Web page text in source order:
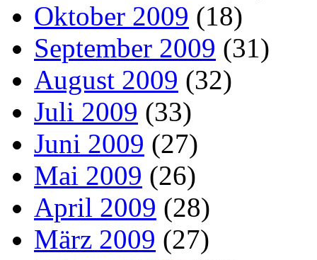
Oktober 2009 (18)
September 2009 (31)
August 2009 (32)
Juli 2009 (33)
Juni 2009 (27)
Mai 2009 (26)
April 2009 (28)
März 2009 (27)